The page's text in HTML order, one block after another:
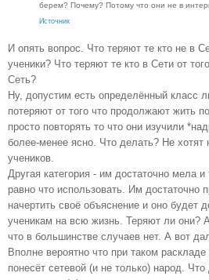
берем? Почему? Потому что они не в
Источник
И опять вопрос. Что теряют те кто не в
ученики? Что теряют те кто в Сети от
Сеть?
Ну, допустим есть определённый класс
потеряют от того что продолжают жить
просто повторять то что они изучили
более-менее ясно. Что делать? Не хотят
учеников.
Другая категория - им достаточно мела
равно что использовать. Им достаточно
начертить своё объяснение и оно будет
ученикам на всю жизнь. Теряют ли они?
что в большинстве случаев нет. А вот
Вполне вероятно что при таком
понесёт сетевой (и не только) народ.